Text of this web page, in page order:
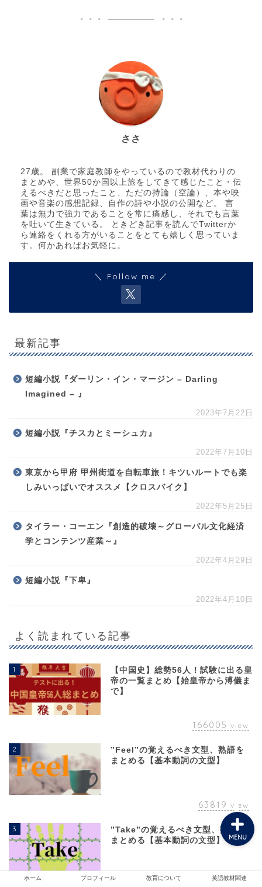
ささ
27歳。 副業で家庭教師をやっているので教材代わりの
まとめや、世界50か国以上旅をしてきて感じたこと・伝
えるべきだと思ったこと、ただの持論（空論）、本や映
画や音楽の感想記録、自作の詩や小説の公開など。 言
葉は無力で強力であることを常に痛感し、それでも言葉
を吐いて生きている。 ときどき記事を読んでTwitterか
ら連絡をくれる方がいることをとても嬉しく思っていま
す。何かあればお気軽に。
＼ Follow me ／
最新記事
短編小説『ダーリン・イン・マージン – Darling
Imagined – 』
2023年7月22日
短編小説『チスカとミーシュカ』
2022年7月10日
東京から甲府 甲州街道を自転車旅！キツいルートでも楽
しみいっぱいでオススメ【クロスバイク】
2022年5月25日
タイラー・コーエン『創造的破壊～グローバル文化経済
学とコンテンツ産業～』
2022年4月29日
短編小説『下卑』
2022年4月10日
よく読まれている記事
1
【中国史】総勢56人！試験に出る皇
帝の一覧まとめ【始皇帝から溥儀ま
で】
166005 view
2
”Feel”の覚えるべき文型、熟語を
まとめる【基本動詞の文型】
63819 view
3
”Take”の覚えるべき文型、熟語を
まとめる【基本動詞の文型】
55253
ホーム プロフィール 教育について 英語教材関連
MENU
ホーム